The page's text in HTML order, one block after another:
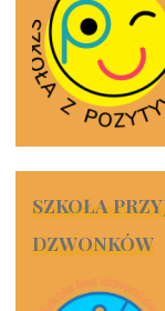
SZKOŁA
DZWONKÓW